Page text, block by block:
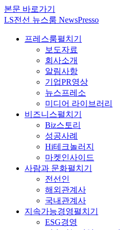
본문 바로가기
LS전선 뉴스룸 NewsPresso
프레스룸펼치기
보도자료
회사소개
알림사항
기업PR영상
뉴스프레소
미디어 라이브러리
비즈니스펼치기
Biz스토리
성공사례
Hi테크놀러지
마켓인사이드
사람과 문화펼치기
전선인
해외관계사
국내관계사
지속가능경영펼치기
ESG경영